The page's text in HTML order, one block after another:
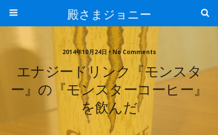
殿さまジョニー
2014年10月24日 • No Comments
エナジードリンク『モンスタ
ー』の『モンスターコーヒー』
を飲んだ